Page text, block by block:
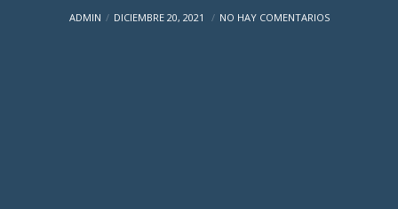
ADMIN DICIEMBRE 20, 2021 NO HAY COMENTARIOS